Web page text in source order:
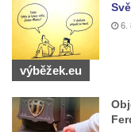
Obrázek
východně od
Busta Jana
čp. 37 v Račicích
Socha ležícího
Československé
6.
výběžek.eu